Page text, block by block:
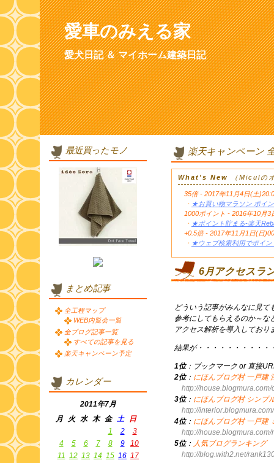
愛車のみえる家
愛犬日記 ＆ マイホーム建築日記
楽天キャンペーン
What's New （Miculの
35倍 - 2017年11月4日(土
・ ★お買い物マラソン ポイ
1000ポイント - 2016年10月
・ ★ポイント貯まる-楽天
+0.5倍 - 2017年11月1日(日
・ ★ウェブ検索利用でポイン
6月アクセスラ
どういう記事がみんなに見て
参考にしてもらえるのか～な
アクセス解析を導入しており
結果が・・・・・・・・・・
1位：ブックマーク or 直接
2位： にほんブログ村 一戸建
http://
3位： にほんブログ村 シンプ
http://
4位： にほんブログ村 一戸建
http://
5位： 人気ブログランキング
http://blog.with2.net/
最近買ったモノ
まとめ記事
全工程マップ
WEB内覧会一覧
全ブログ記事一覧
すべての記事を見る
楽天キャンペーン予定
カレンダー
2011年7月
月
火 水 木 金 土 日
1 2
3
4
5 6 7 8 9
10
11 12 13 14 15 16 17